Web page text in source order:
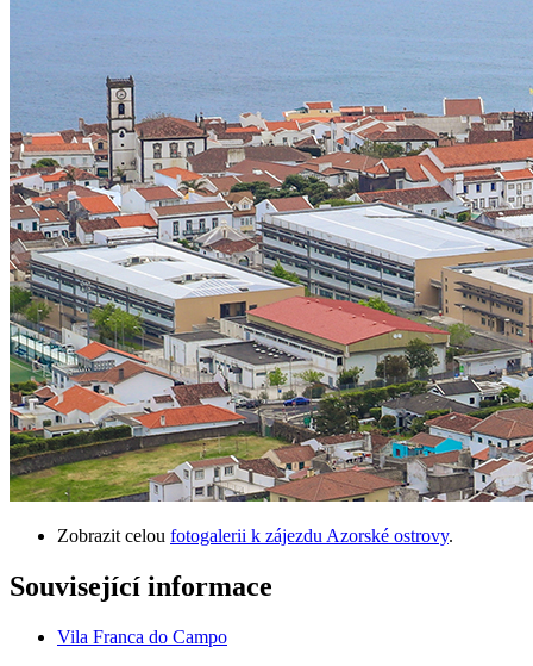
Zobrazit celou fotogalerii k zájezdu Azorské ostrovy.
Související informace
Vila Franca do Campo